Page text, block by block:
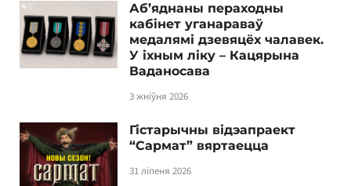
Аб’яднаны пераходны
кабінет уганараваў
медалямі дзевяцёх чалавек.
У іхным ліку – Кацярына
Ваданосава
3 жніўня 2026
Гістарычны відэапраект
“Сармат” вяртаецца
31 ліпеня 2026